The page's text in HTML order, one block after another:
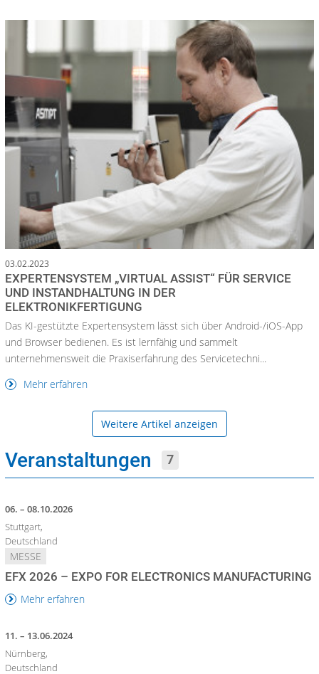
03.02.2023
EXPERTENSYSTEM „VIRTUAL ASSIST“ FÜR SERVICE
UND INSTANDHALTUNG IN DER
ELEKTRONIKFERTIGUNG
Das KI-gestützte Expertensystem lässt sich über Android-/iOS-App
und Browser bedienen. Es ist lernfähig und sammelt
unternehmensweit die Praxiserfahrung des Servicetechni...
Mehr erfahren
Weitere Artikel anzeigen
Veranstaltungen 7
06. – 08.10.2026
Stuttgart,
Deutschland
MESSE
EFX 2026 – EXPO FOR ELECTRONICS MANUFACTURING
Mehr erfahren
11. – 13.06.2024
Nürnberg,
Deutschland